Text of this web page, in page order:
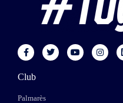
Club
Palmarès